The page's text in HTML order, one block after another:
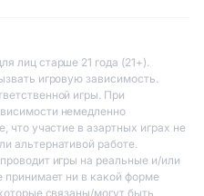
лиц старше 21 года (21+).
игровую зависимость.
игры. При
немедленно
что участие в азартных играх не
альтернативой работе.
игры на реальные и/или
принимает ни в какой форме
связаны/могут быть